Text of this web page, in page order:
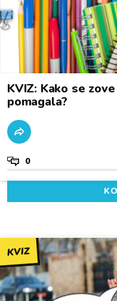
KVIZ: Kako se
pomagala?
0
KVIZ